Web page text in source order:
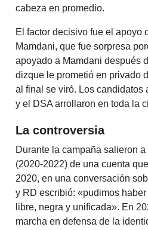
cabeza en promedio.
El factor decisivo fue el apoyo
Mamdani, que fue sorpresa
apoyado a Mamdani después
dizque le prometió en privado
al final se viró. Los candidatos
y el DSA arrollaron en toda la
La controversia
Durante la campaña salieron
(2020-2022) de una cuenta
2020, en una conversación
y RD escribió: «pudimos
libre, negra y unificada». En
marcha en defensa de la